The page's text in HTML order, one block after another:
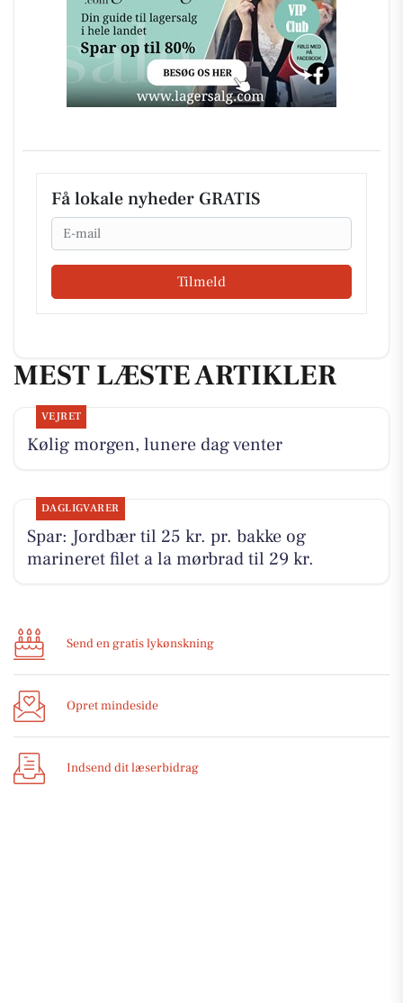
Få lokale nyheder GRATIS
Email
Tilmeld
MEST LÆSTE ARTIKLER
VEJRET
Kølig morgen, lunere dag venter
DAGLIGVARER
Spar: Jordbær til 25 kr. pr. bakke og
marineret filet a la mørbrad til 29 kr.
Send en gratis lykønskning
Opret mindeside
Indsend dit læserbidrag